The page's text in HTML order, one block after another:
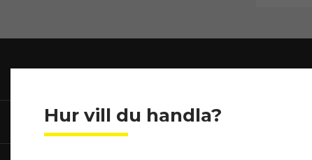
Hur vill du handla?